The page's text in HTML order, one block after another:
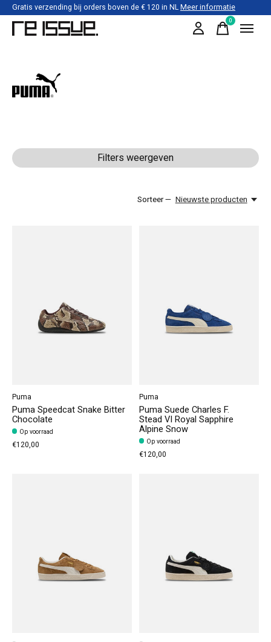
Gratis verzending bij orders boven de € 120 in NLMeer informatie
0items
Puma
Filters weergeven
Sorteer — Nieuwste producten
Puma
Puma Speedcat Snake Bitter
Chocolate
Op voorraad
€120,00
Puma
Puma Suede Charles F.
Stead VI Royal Sapphire
Alpine Snow
Op voorraad
€120,00